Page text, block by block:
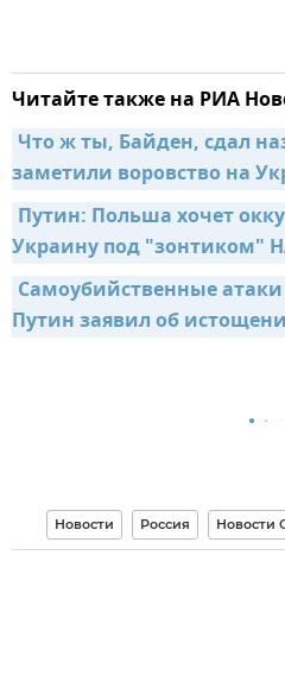
Читайте также на РИА
Что ж ты, Байден, сдал
заметили воровство на
Путин: Польша хочет
Украину под "зонтиком"
Самоубийственные
Путин заявил об
Новости Россия Новости